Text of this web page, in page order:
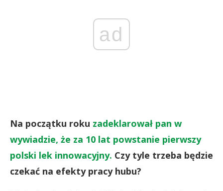
ad
Na początku roku zadeklarował pan w
wywiadzie, że za 10 lat powstanie pierwszy
polski lek innowacyjny. Czy tyle trzeba będzie
czekać na efekty pracy hubu?